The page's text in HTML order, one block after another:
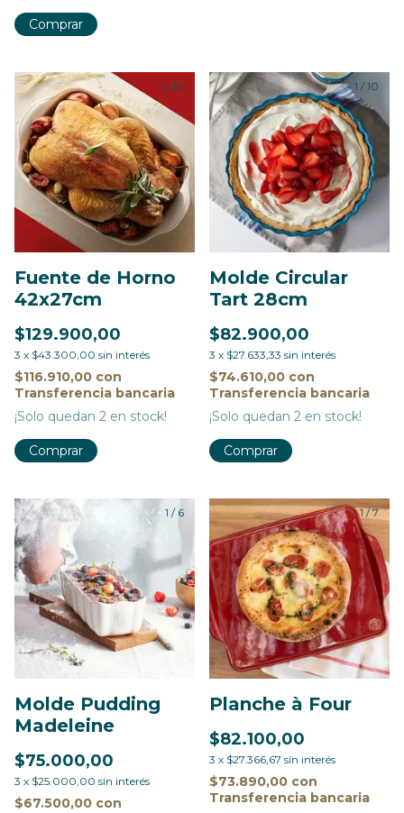
Comprar
1 /10
Fuente de Horno
42x27cm
$129.900,00
3 x $43.300,00 sin interés
$116.910,00 con
Transferencia bancaria
¡Solo quedan 2 en stock!
Comprar
1 / 10
Molde Circular
Tart 28cm
$82.900,00
3 x $27.633,33 sin interés
$74.610,00 con
Transferencia bancaria
¡Solo quedan 2 en stock!
Comprar
1 / 6
Molde Pudding
Madeleine
$75.000,00
3 x $25.000,00 sin interés
$67.500,00 con
1/7
Planche à Four
$82.100,00
3 x $27.366,67 sin interés
$73.890,00 con
Transferencia bancaria